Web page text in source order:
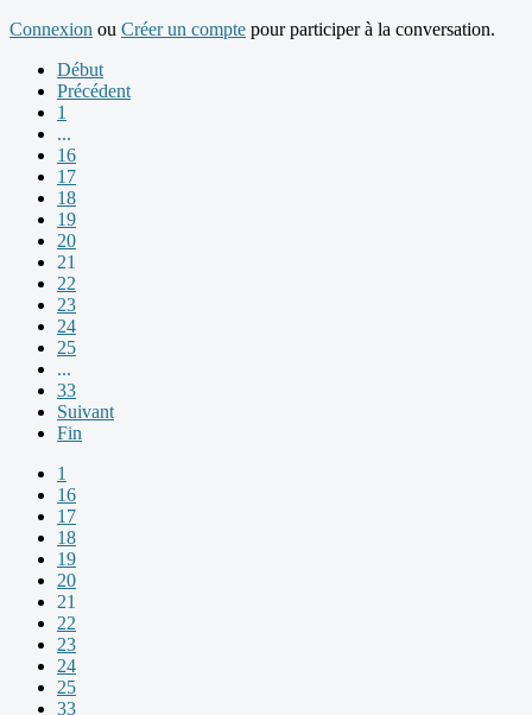
Connexion ou Créer un compte pour participer à la conversation.
Début
Précédent
1
...
16
17
18
19
20
21
22
23
24
25
...
33
Suivant
Fin
1
16
17
18
19
20
21
22
23
24
25
33